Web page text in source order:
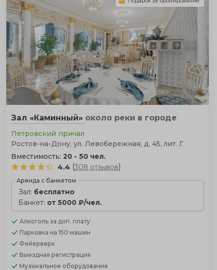
Зал «Каминный» около реки в городе
Петровский причал
Ростов-на-Дону, ул. Левобережная, д. 45, лит. Г
Вместимость: 20 - 50 чел.
4.4 (308 отзывов)
Аренда с банкетом
Зал: бесплатно
Банкет: от 5000 ₽/чел.
Алкоголь за доп. плату
Парковка на 150 машин
Фейерверк
Выездная регистрация
Музыкальное оборудование